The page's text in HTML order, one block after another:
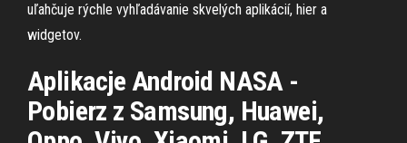
uľahčuje rýchle vyhľadávanie skvelých aplikácií, hier a
widgetov.
Aplikacje Android NASA -
Pobierz z Samsung, Huawei,